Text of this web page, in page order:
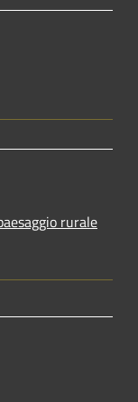
rurale